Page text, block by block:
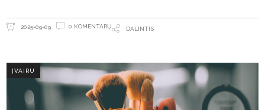
2025-09-09 0 KOMENTARŲ DALINTIS
ĮVAIRU